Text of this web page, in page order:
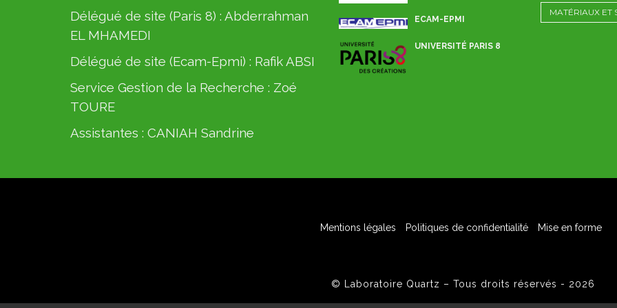
Délégué de site (Paris 8) : Abderrahman
EL MHAMEDI
Délégué de site (Ecam-Epmi) : Rafik ABSI
Service Gestion de la Recherche : Zoé
TOURE
Assistantes : CANIAH Sandrine
ECAM-EPMI
UNIVERSITÉ PARIS 8
MATÉRIAUX ET
Mentions légales Politiques de confidentialité Mise en forme
© Laboratoire Quartz – Tous droits réservés - 2026